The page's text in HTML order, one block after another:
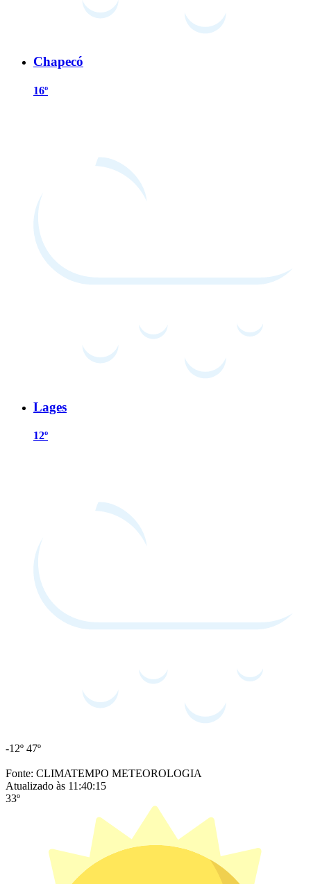
Chapecó
16º
Lages
12º
-12º 47º
Fonte: CLIMATEMPO METEOROLOGIA
Atualizado às 11:40:15
33º